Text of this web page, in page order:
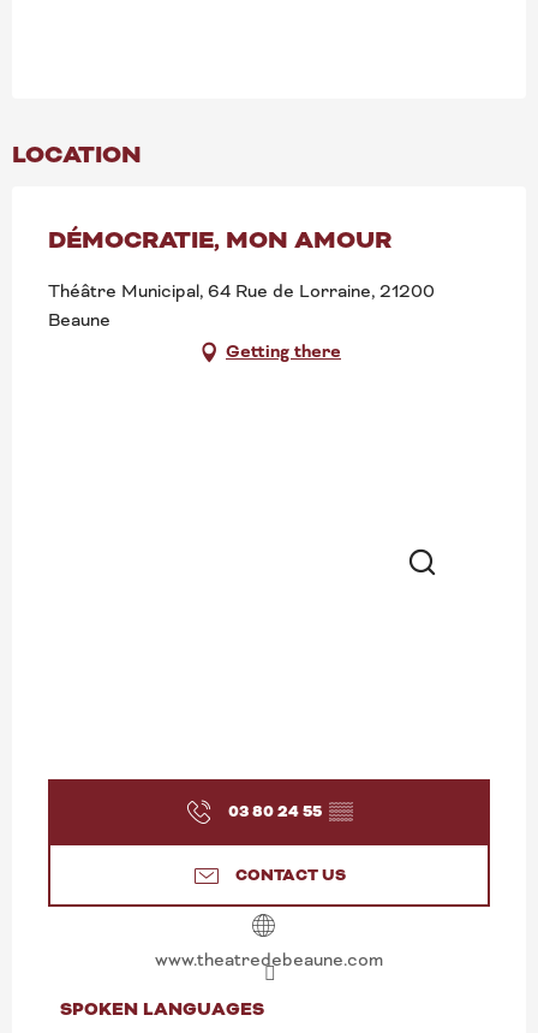
LOCATION
DÉMOCRATIE, MON AMOUR
Théâtre Municipal, 64 Rue de Lorraine, 21200
Beaune
Getting there
03 80 24 55 ▒▒
CONTACT US
www.theatredebeaune.com
SPOKEN LANGUAGES
SPOKEN LANGUAGES